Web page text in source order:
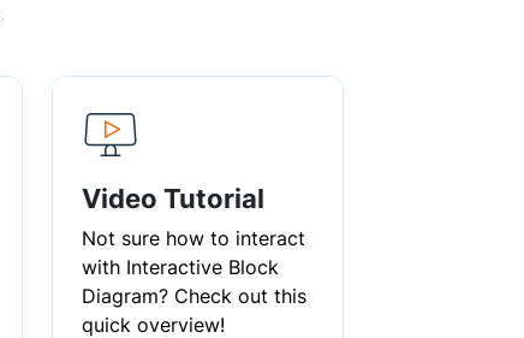
Video Tutorial
Not sure how to interact
with Interactive Block
Diagram? Check out this
quick overview!